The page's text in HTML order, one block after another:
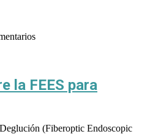
la FEES para
(Fiberoptic Endoscopic